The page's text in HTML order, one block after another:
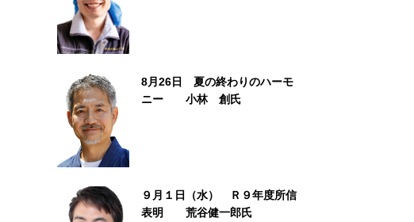
8月26日 夏の終わりのハーモ
ニー 小林 創氏
９月１日（水） Ｒ９年度所信
表明 荒谷健一郎氏